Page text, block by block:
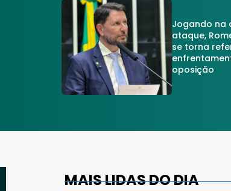
Jogando na
ataque,
se torna
oposição
MAIS LIDAS DO DIA